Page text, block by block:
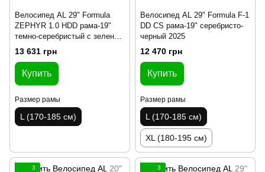
Велосипед AL 29" Formula
ZEPHYR 1.0 HDD рама-19"
темно-серебристый с зеленым
2025
13 631 грн
Купить
Размер рамы
L (170-185 см)
Велосипед AL 29" Formula F-1
DD CS рама-19" серебристо-
черный 2025
12 470 грн
Купить
Размер рамы
L (170-185 см)
XL (180-195 см)
3
3